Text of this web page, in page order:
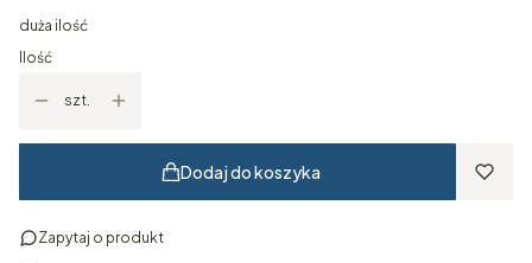
duża ilość
Ilość
szt.
Dodaj do koszyka
Zapytaj o produkt